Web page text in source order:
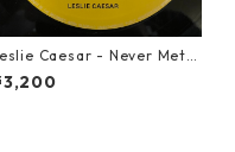
Caesar - Never Met A
【12-50067】